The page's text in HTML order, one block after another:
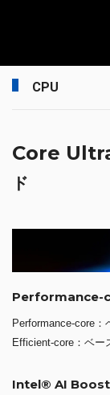
CPU
Core
ド
Performance-
Performance-core
Efficient-core：ベー
Intel® AI Boost